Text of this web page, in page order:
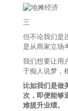
三
但不论我们是
是从商家立场
我们想要让用
于痴人说梦，
比如我们是做
次，即便能够
难提升业绩。